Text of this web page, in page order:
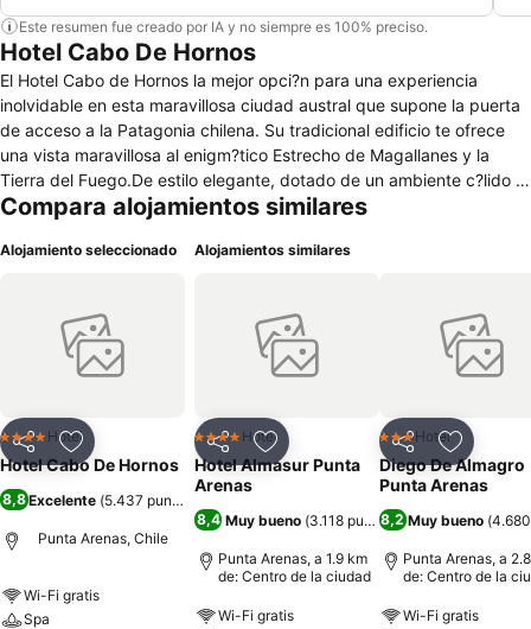
Este resumen fue creado por IA y no siempre es 100% preciso.
Hotel Cabo De Hornos
El Hotel Cabo de Hornos la mejor opci?n para una experiencia
inolvidable en esta maravillosa ciudad austral que supone la puerta
de acceso a la Patagonia chilena. Su tradicional edificio te ofrece
una vista maravillosa al enigm?tico Estrecho de Magallanes y la
Tierra del Fuego.De estilo elegante, dotado de un ambiente c?lido y
con un servicio de refinada excelencia, este establecimiento est?
bulo con recepci?n y servicio de salida 24 horas, caja fuerte,
aparcamiento.Posee 110 c?modas y modernas habitaciones con ba?
o privado, algunas de ellas con vistas al Estrecho de Magallanes y a
la gran isla Tierra del Fuego y otras a la linda Plaza de
Compara alojamientos similares
Alojamiento seleccionado
CompartirAgregar a favoritos
4 EstrellasHotel
Hotel Cabo De Hornos
8,8Excelente (5.437 puntuaciones
Punta Arenas, Chile
Wi-Fi gratis
Spa
Alojamientos similares
CompartirAgregar a favoritos
4 EstrellasHotel
Hotel Almasur Punta
Arenas
8,4 Muy bueno (3.118 puntuaciones )
Punta Arenas, a 1.9 km
de: Centro de la ciudad
Wi-Fi gratis
CompartirAgregar
3 Estrellas
Hotel
Diego De Almagro
Punta Arenas
8,2Muy bueno (
Punta Arenas, a
de: Centro de la
Wi-Fi gratis